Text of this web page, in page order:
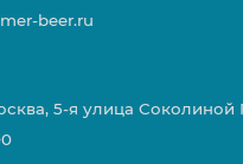
beer.ru
5-я улица Соколиной